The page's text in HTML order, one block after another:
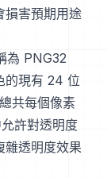
損害預期用途
為 PNG32
的現有 24 位
共每個像素
許對透明度
雜透明度效果